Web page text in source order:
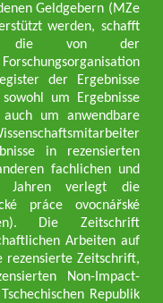
Geldgebern (MZe
werden, schafft
die von der
der Ergebnisse
um Ergebnisse
auch um anwendbare
in rezensierten
fachlichen und
Jahren verlegt die
práce ovocnářské
Die Zeitschrift
Arbeiten auf
rezensierte Zeitschrift,
Non-Impact-
Republik